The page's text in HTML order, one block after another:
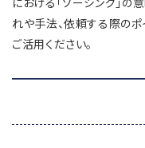
れや手法、依頼する際の
ご活用ください。